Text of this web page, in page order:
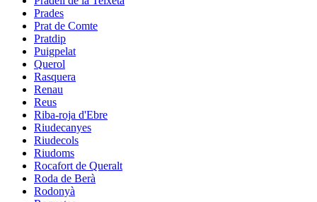
Prades
Prat de Comte
Pratdip
Puigpelat
Querol
Rasquera
Renau
Reus
Riba-roja d'Ebre
Riudecanyes
Riudecols
Riudoms
Rocafort de Queralt
Roda de Berà
Rodonyà